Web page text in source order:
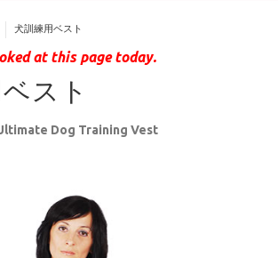
犬訓練用ベスト
at this page today.
スト
Dog Training Vest